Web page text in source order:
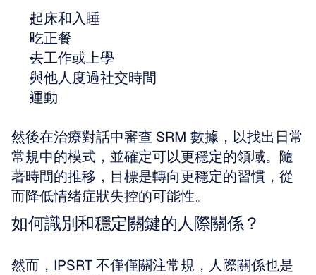
起床和入睡
吃正餐
去工作或上學
與他人度過社交時間
運動
然後在治療對話中審查 SRM 數據，以找出日常
常規中的模式，並確定可以更穩定的領域。隨
著時間的推移，目標是轉向更穩定的習慣，從
而降低情绪症狀失控的可能性。
如何識別和穩定關鍵的人際關係？
然而，IPSRT 不僅僅關注常規，人際關係也是